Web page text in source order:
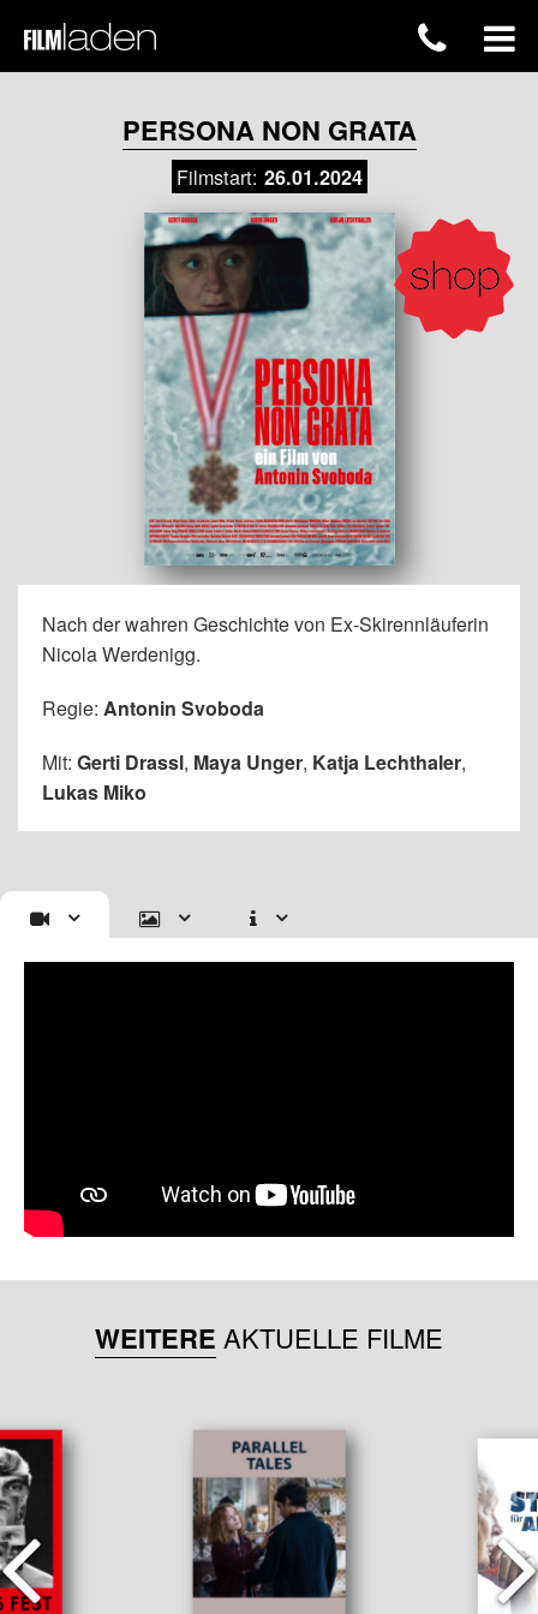
PERSONA NON GRATA
Filmstart: 26.01.2024
Nach der wahren Geschichte von Ex-Skirennläuferin
Nicola Werdenigg.
Regie: Antonin Svoboda
Mit: Gerti Drassl, Maya Unger, Katja Lechthaler,
Lukas Miko
WEITERE AKTUELLE FILME